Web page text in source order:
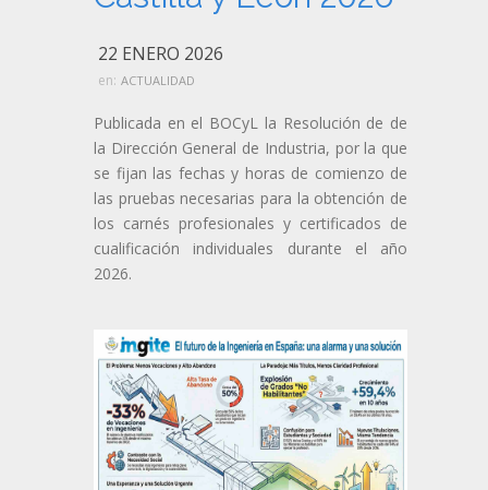
22 ENERO 2026
en: ACTUALIDAD
Publicada en el BOCyL la Resolución de de
la Dirección General de Industria, por la que
se fijan las fechas y horas de comienzo de
las pruebas necesarias para la obtención de
los carnés profesionales y certificados de
cualificación individuales durante el año
2026.